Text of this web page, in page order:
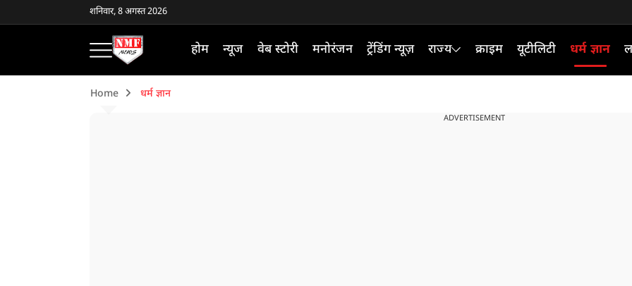
शनिवार, 8 अगस्त 2026
होम न्यूज वेब स्टोरी मनोरंजन ट्रेंडिंग न्यूज़ राज्य क्राइम यूटीलिटी धर्म ज्ञान
Home धर्म ज्ञान
ADVERTISEMENT